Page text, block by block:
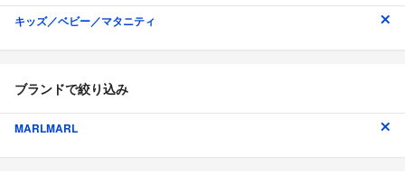
キッズ／ベビー／マタニティ
ブランドで絞り込み
MARLMARL